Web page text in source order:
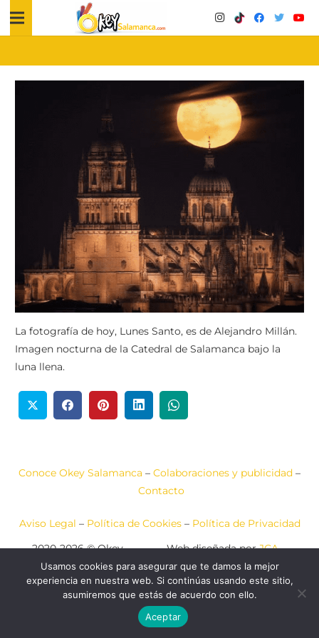
La fotografía de hoy, Lunes Santo, es de Alejandro Millán.
Imagen nocturna de la Catedral de Salamanca bajo la
luna llena.
Conoce Okey Salamanca – Colaboraciones y publicidad –
Contacto
Aviso Legal – Política de Cookies– Política de Privacidad
2020-2026 © Okey
Salamanca
Web diseñada porJCA
COMUNICACIÓN
Usamos cookies para asegurar que te damos la mejor
experiencia en nuestra web. Si continúas usando este sitio,
asumiremos que estás de acuerdo con ello.
Aceptar